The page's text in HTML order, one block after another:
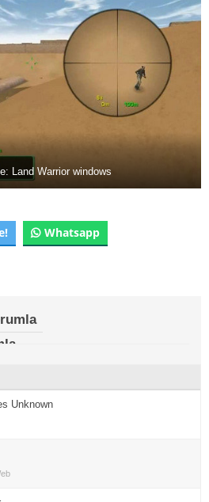
Land Warrior windows
Whatsapp
Unknown